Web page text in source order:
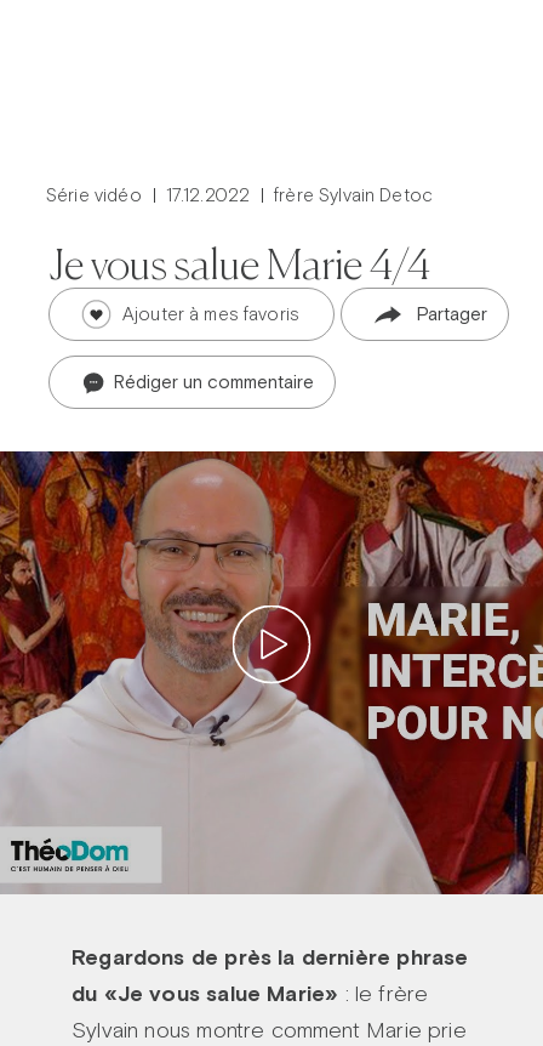
Prier dans la ville
Carême dans la ville
ThéoDom
Théobule
Série vidéo 17.12.2022 frère Sylvain Detoc
Je vous salue Marie 4/4
Ajouter à mes favoris Partager
Rédiger un commentaire
Regardons de près la dernière phrase
du «Je vous salue Marie» : le frère
Sylvain nous montre comment Marie prie